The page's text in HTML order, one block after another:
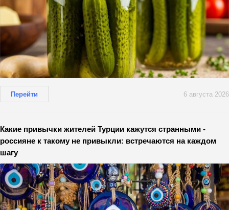
Перейти 6 августа 2026
Какие привычки жителей Турции кажутся странными -
россияне к такому не привыкли: встречаются на каждом
шагу